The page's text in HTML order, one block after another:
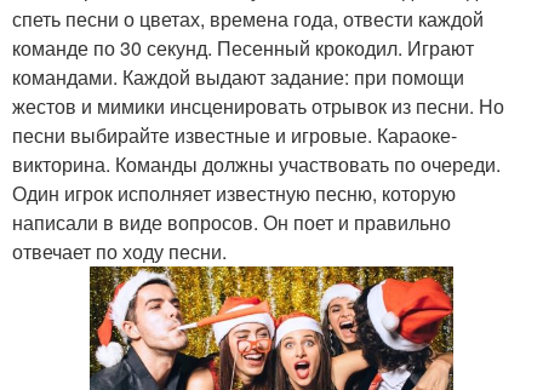
спеть песни о цветах, времена года, отвести каждой
команде по 30 секунд. Песенный крокодил. Играют
командами. Каждой выдают задание: при помощи
жестов и мимики инсценировать отрывок из песни. Но
песни выбирайте известные и игровые. Караоке-
викторина. Команды должны участвовать по очереди.
Один игрок исполняет известную песню, которую
написали в виде вопросов. Он поет и правильно
отвечает по ходу песни.